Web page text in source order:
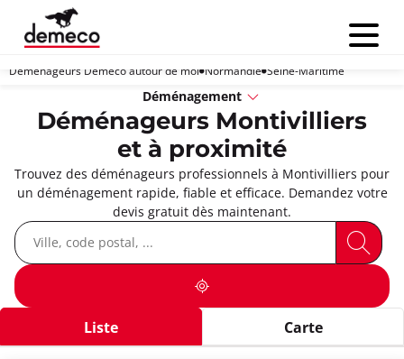
Menu
Déménageurs Demeco autour de moi Normandie Seine-Maritime
Déménagement
Déménageurs Montivilliers
et à proximité
Trouvez des déménageurs professionnels à Montivilliers pour
un déménagement rapide, fiable et efficace. Demandez votre
devis gratuit dès maintenant.
Liste Carte